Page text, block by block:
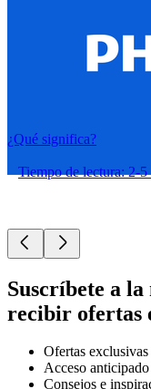
¿Qué significa?
Tiempo de lectura: 2-
Suscríbete a
recibir ofertas
Ofertas exclusivas
Acceso anticipado
Consejos e